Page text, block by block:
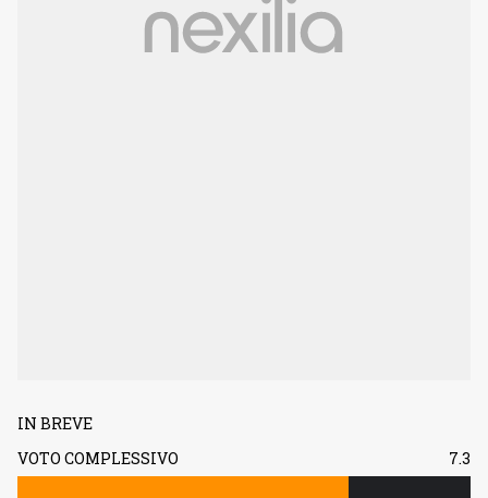
IN BREVE
VOTO COMPLESSIVO
7.3